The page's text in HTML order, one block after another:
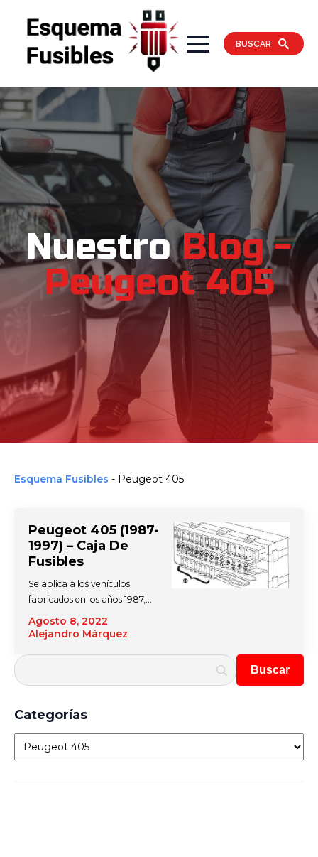
BUSCAR
Nuestro Blog -
Peugeot 405
Esquema Fusibles - Peugeot 405
Peugeot 405 (1987-
1997) – Caja De
Fusibles
Agosto 8, 2022
Alejandro Márquez
Se aplica a los vehículos
fabricados en los años 1987,…
Categorías
Categorías